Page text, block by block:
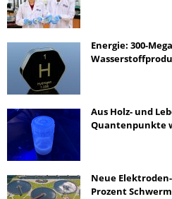
Energie: 300-
Aus Holz- und
Quantenpunkte
Neue
Prozent